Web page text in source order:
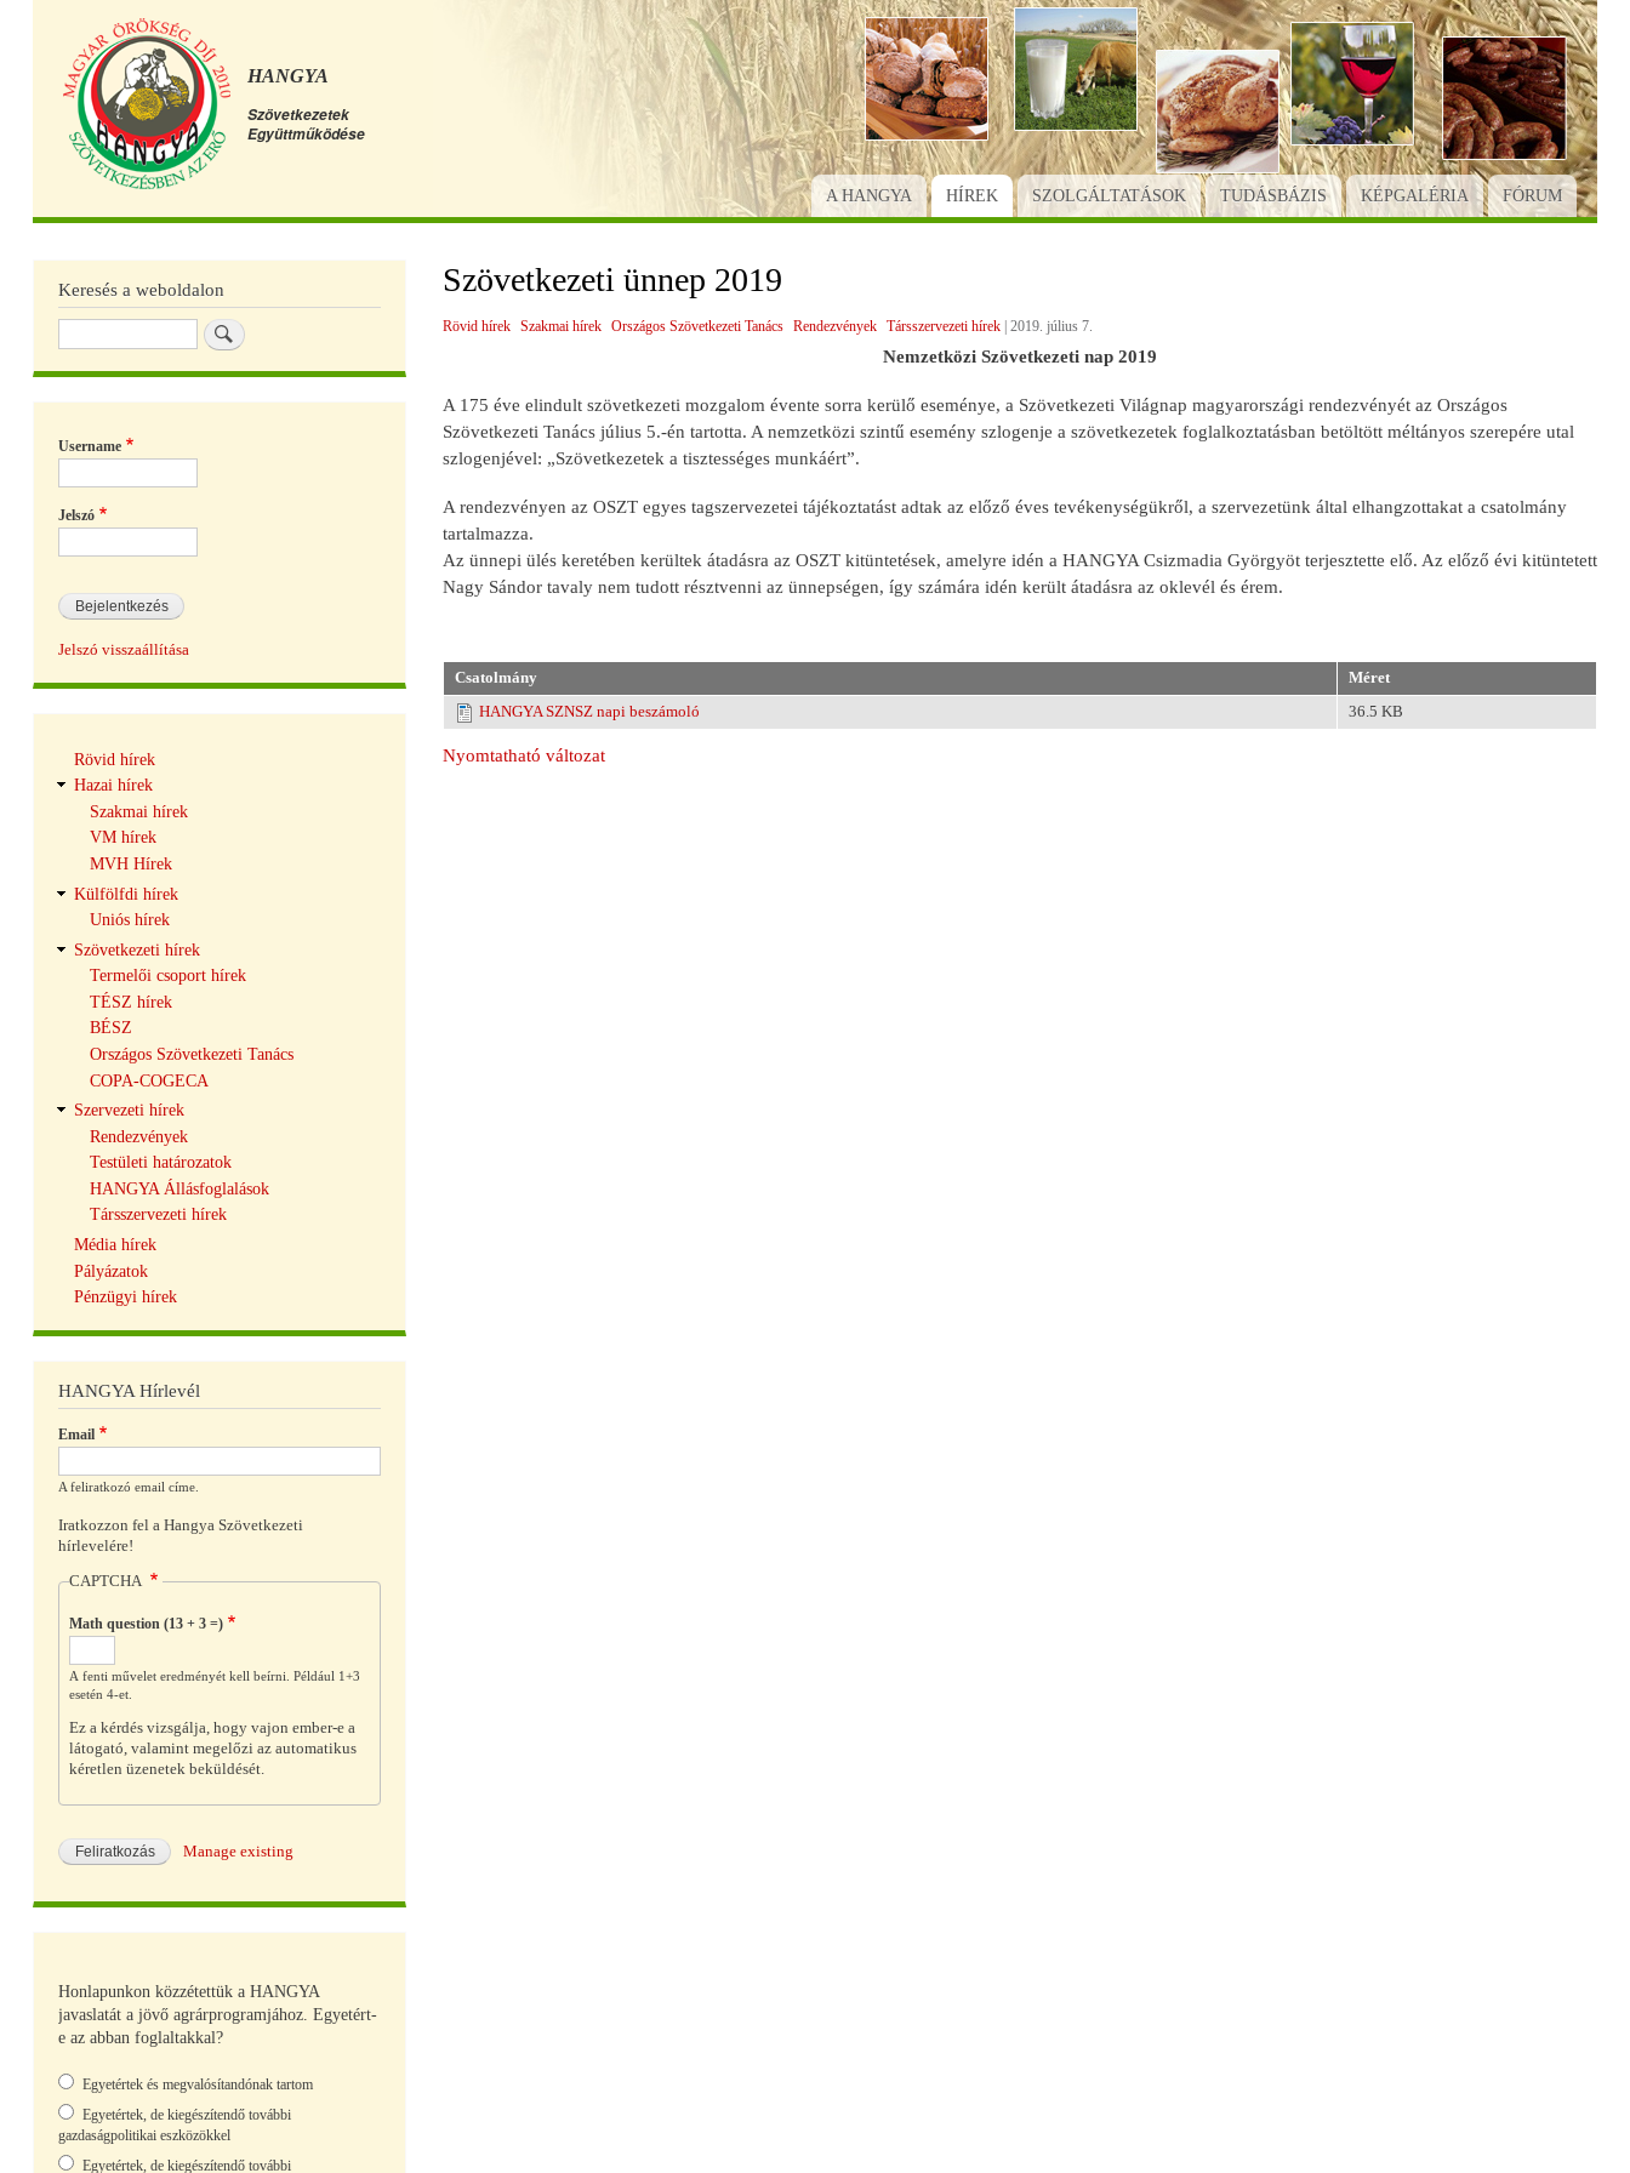
Ugrás
a
tartalomra
HANGYA
Szövetkezetek
Együttműködése
Főmenü
A HANGYA HÍREK SZOLGÁLTATÁSOK TUDÁSBÁZIS KÉPGALÉRIA FÓRUM
Szövetkezeti ünnep 2019
Rövid hírek Szakmai hírek Országos Szövetkezeti Tanács Rendezvények Társszervezeti hírek 2019. július 7.
Nemzetközi Szövetkezeti nap 2019
A 175 éve elindult szövetkezeti mozgalom évente sorra kerülő eseménye, a Szövetkezeti Világnap magyarországi rendezvényét az Országos
Szövetkezeti Tanács július 5.-én tartotta. A nemzetközi szintű esemény szlogenje a szövetkezetek foglalkoztatásban betöltött méltányos szerepére utal
szlogenjével: „Szövetkezetek a tisztességes munkáért”.
A rendezvényen az OSZT egyes tagszervezetei tájékoztatást adtak az előző éves tevékenységükről, a szervezetünk által elhangzottakat a csatolmány
tartalmazza.
Az ünnepi ülés keretében kerültek átadásra az OSZT kitüntetések, amelyre idén a HANGYA Csizmadia Györgyöt terjesztette elő. Az előző évi kitüntetett
Nagy Sándor tavaly nem tudott résztvenni az ünnepségen, így számára idén került átadásra az oklevél és érem.
Csatolmány
Méret
HANGYA SZNSZ napi beszámoló
36.5 KB
Nyomtatható változat
Keresés a weboldalon
Username
Jelszó
Jelszó visszaállítása
navigáció
Rövid hírek
Hazai hírek
Szakmai hírek
VM hírek
MVH Hírek
Külfölfdi hírek
Uniós hírek
Szövetkezeti hírek
Termelői csoport hírek
TÉSZ hírek
BÉSZ
Országos Szövetkezeti Tanács
COPA-COGECA
Szervezeti hírek
Rendezvények
Testületi határozatok
HANGYA Állásfoglalások
Társszervezeti hírek
Média hírek
Pályázatok
Pénzügyi hírek
HANGYA Hírlevél
Email
A feliratkozó email címe.
Iratkozzon fel a Hangya Szövetkezeti
hírlevelére!
CAPTCHA
Math question (13 + 3 =)
A fenti művelet eredményét kell beírni. Például 1+3
esetén 4-et.
Ez a kérdés vizsgálja, hogy vajon ember-e a
látogató, valamint megelőzi az automatikus
kéretlen üzenetek beküldését.
Manage existing
Honlapunkon közzétettük a HANGYA
javaslatát a jövő agrárprogramjához. Egyetért-
e az abban foglaltakkal?
Választások
Egyetértek és megvalósítandónak tartom
Egyetértek, de kiegészítendő további
gazdaságpolitikai eszközökkel
Egyetértek, de kiegészítendő további